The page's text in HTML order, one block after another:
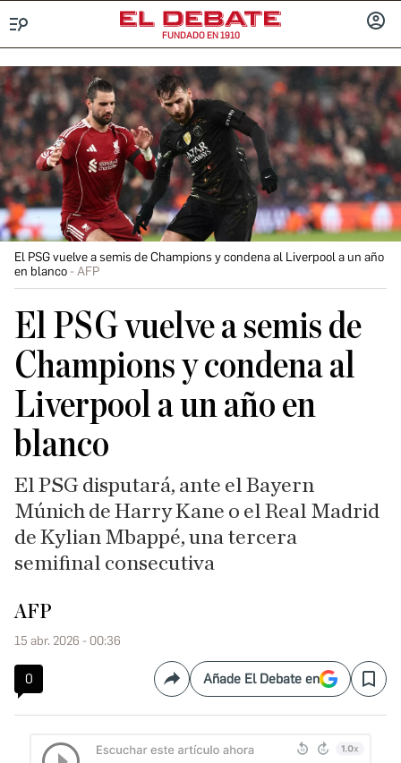
FUNDADO EN 1910
El PSG vuelve a semis de Champions y condena al Liverpool a un año
en blanco
AFP
El PSG vuelve a semis de
Champions y condena al
Liverpool a un año en
blanco
El PSG disputará, ante el Bayern
Múnich de Harry Kane o el Real Madrid
de Kylian Mbappé, una tercera
semifinal consecutiva
AFP
15 abr. 2026 - 00:36
0 CompartirAñade El Debate en Save